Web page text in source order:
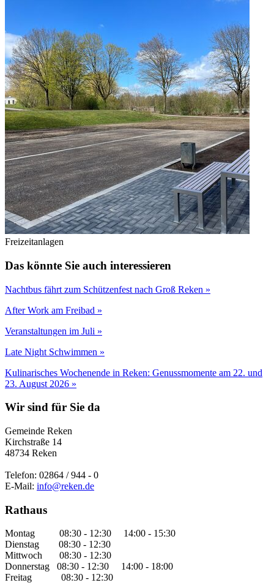
Freizeitanlagen
Das könnte Sie auch interessieren
Nachtbus fährt zum Schützenfest nach Groß Reken »
After Work am Freibad »
Veranstaltungen im Juli »
Late Night Schwimmen »
Kulinarisches Wochenende in Reken: Genussmomente am 22. und
23. August 2026 »
Wir sind für Sie da
Gemeinde Reken
Kirchstraße 14
48734 Reken
Telefon: 02864 / 944 - 0
E-Mail: info@reken.de
Rathaus
Montag 08:30 - 12:30 14:00 - 15:30
Dienstag 08:30 - 12:30
Mittwoch 08:30 - 12:30
Donnerstag 08:30 - 12:30 14:00 - 18:00
Freitag 08:30 - 12:30